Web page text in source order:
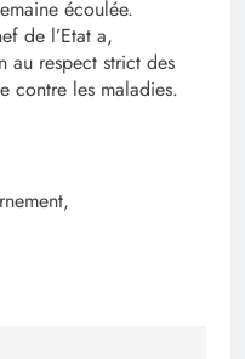
écoulée.
de l’Etat a,
au respect strict des
contre les maladies.